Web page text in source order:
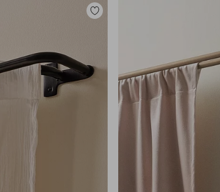
Toevoegen